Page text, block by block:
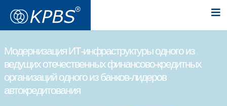
Модернизация ИТ-
ведущих отечественных